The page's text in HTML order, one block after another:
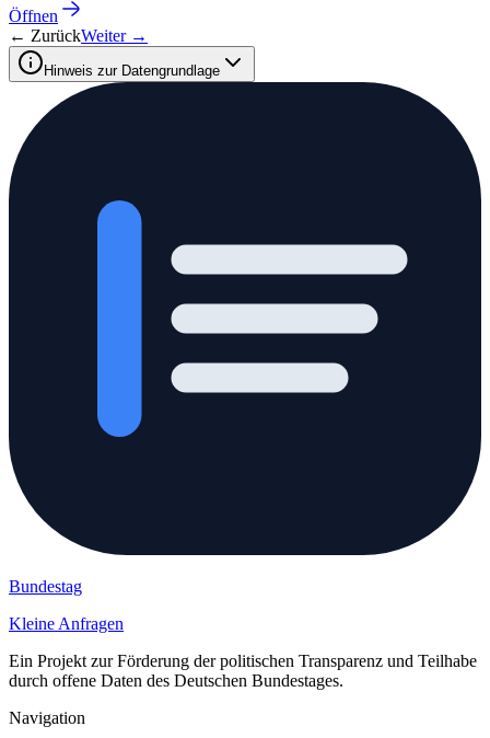
Öffnen
← ZurückWeiter →
Hinweis zur Datengrundlage
Bundestag
Kleine Anfragen
Ein Projekt zur Förderung der politischen Transparenz und Teilhabe
durch offene Daten des Deutschen Bundestages.
Navigation